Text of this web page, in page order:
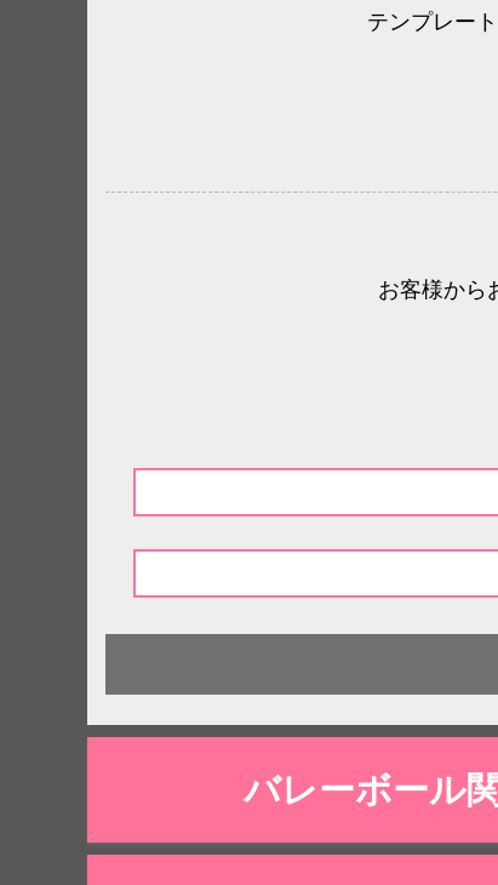
テンプレー
お客様から
バレーボール